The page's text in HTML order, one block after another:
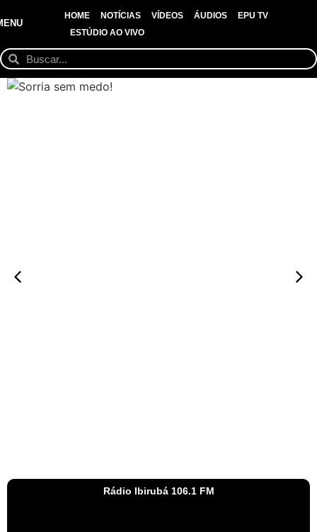
HOME NOTÍCIAS VÍDEOS ÁUDIOS
EPU TV
ESTÚDIO AO VIVO
Rádio Ibirubá 106.1 FM